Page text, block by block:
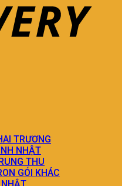
TRƯƠNG
NHẬT
THU
GÓI KHÁC